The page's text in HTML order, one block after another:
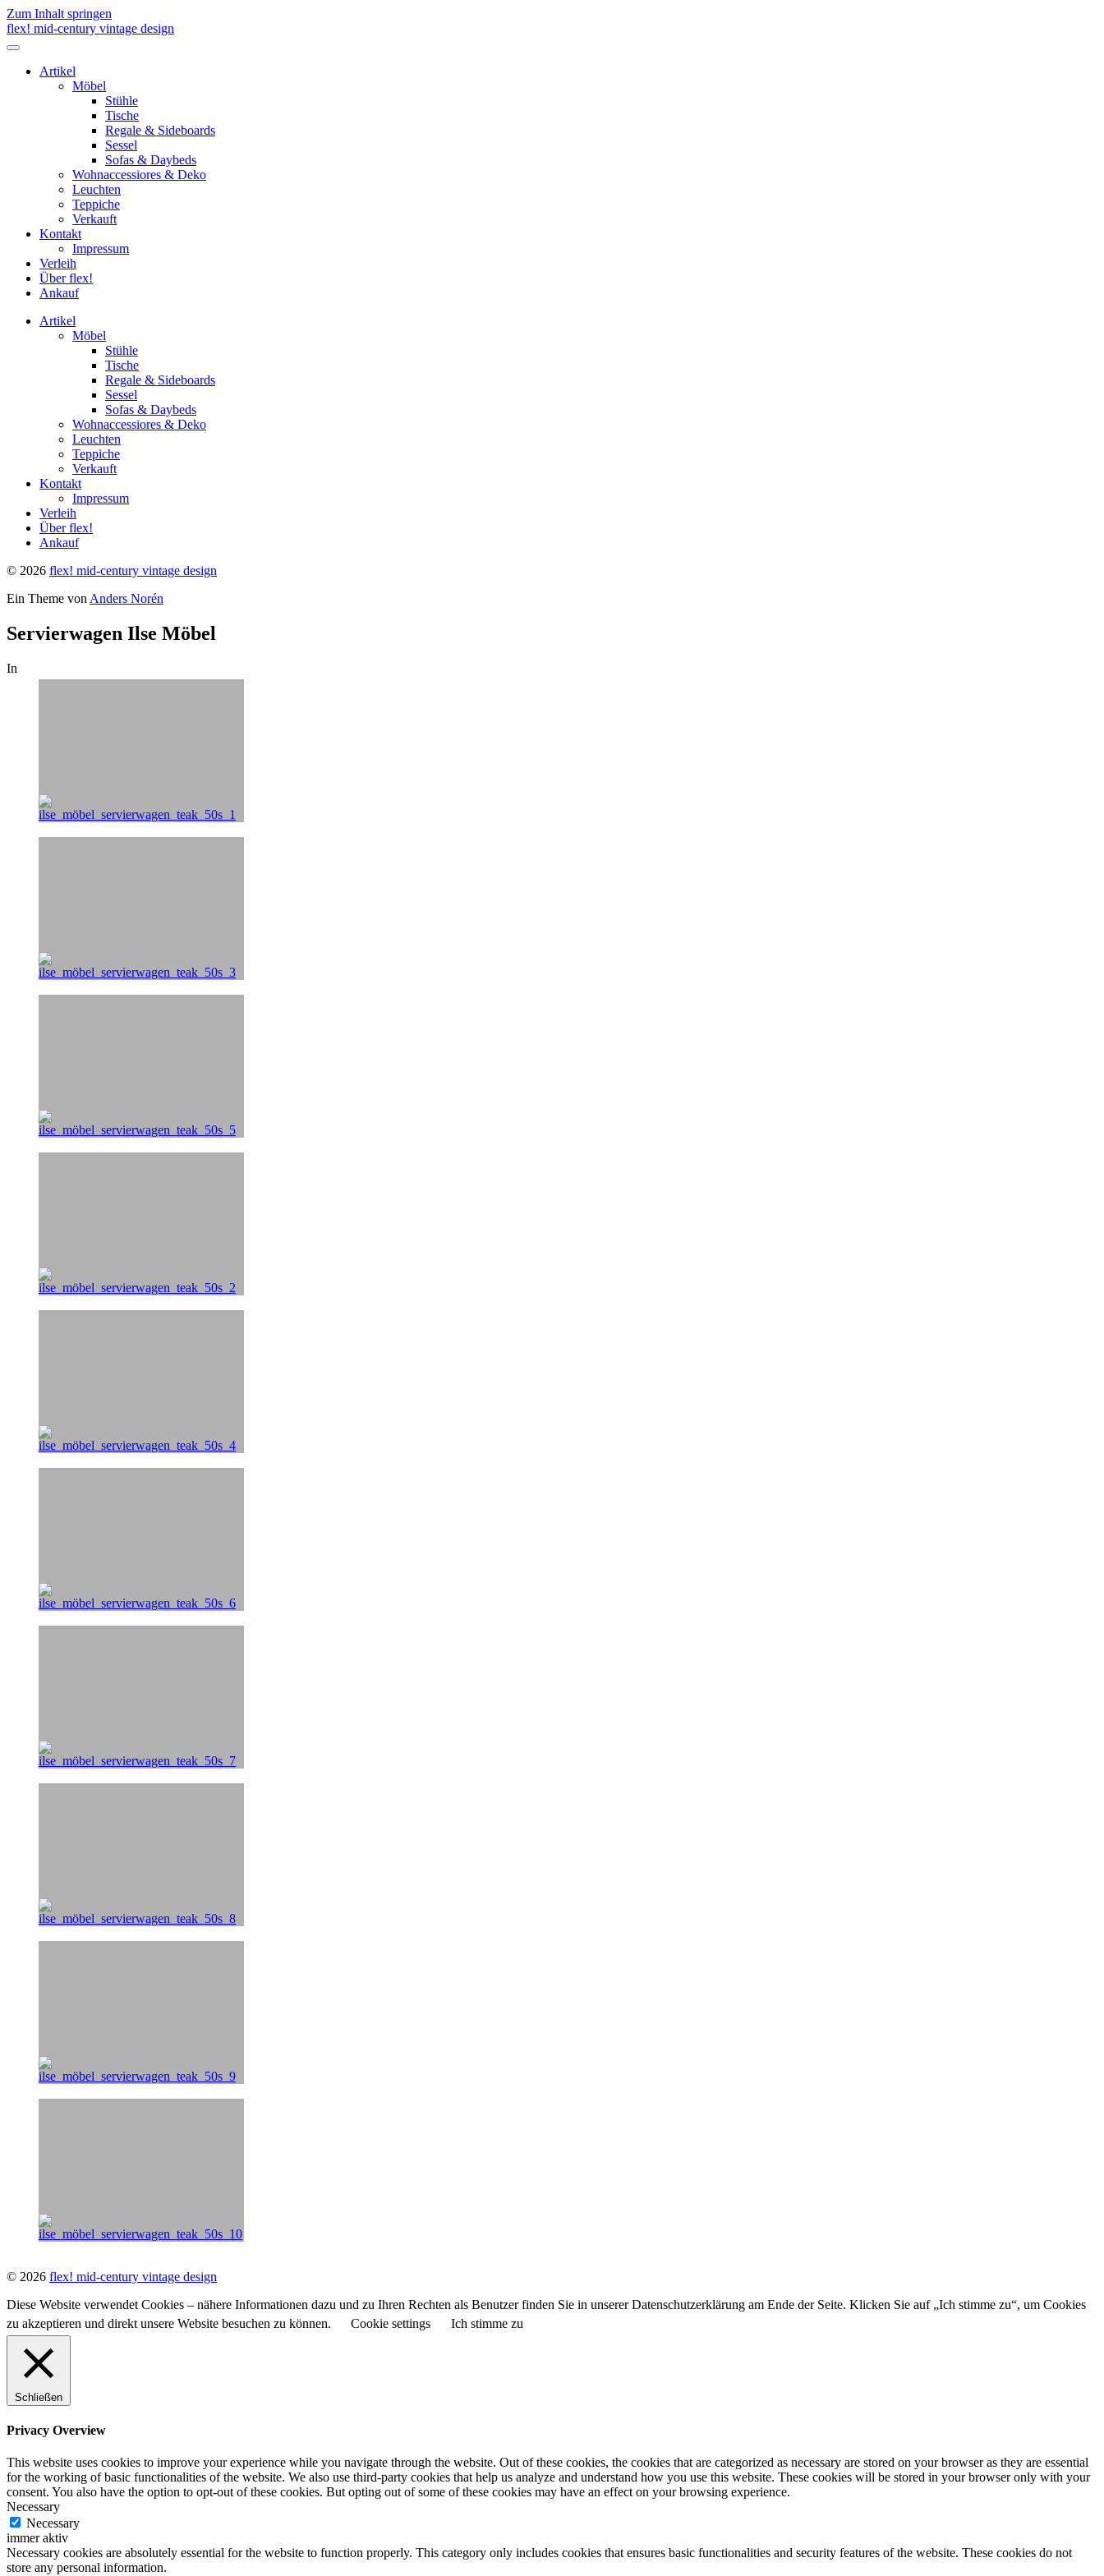
Zum Inhalt springen
flex! mid-century vintage design
Menü
umschalten
Artikel
Möbel
Stühle
Tische
Regale & Sideboards
Sessel
Sofas & Daybeds
Wohnaccessiores & Deko
Leuchten
Teppiche
Verkauft
Kontakt
Impressum
Verleih
Über flex!
Ankauf
Artikel
Möbel
Stühle
Tische
Regale & Sideboards
Sessel
Sofas & Daybeds
Wohnaccessiores & Deko
Leuchten
Teppiche
Verkauft
Kontakt
Impressum
Verleih
Über flex!
Ankauf
© 2026 flex! mid-century vintage design
Ein Theme von Anders Norén
Servierwagen Ilse Möbel
In
© 2026 flex! mid-century vintage design
Diese Website verwendet Cookies – nähere Informationen dazu und zu Ihren Rechten als Benutzer finden Sie in unserer Datenschutzerklärung am Ende der Seite. Klicken Sie auf „Ich stimme zu“, um Cookies
zu akzeptieren und direkt unsere Website besuchen zu können.
Cookie settings Ich stimme zu
Schließen
Privacy Overview
This website uses cookies to improve your experience while you navigate through the website. Out of these cookies, the cookies that are categorized as necessary are stored on your browser as they are essential
for the working of basic functionalities of the website. We also use third-party cookies that help us analyze and understand how you use this website. These cookies will be stored in your browser only with your
consent. You also have the option to opt-out of these cookies. But opting out of some of these cookies may have an effect on your browsing experience.
Necessary
Necessary
immer aktiv
Necessary cookies are absolutely essential for the website to function properly. This category only includes cookies that ensures basic functionalities and security features of the website. These cookies do not
store any personal information.